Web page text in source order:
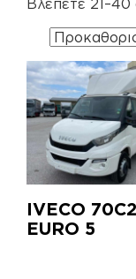
Βλέπετε
IVECO
EURO 5